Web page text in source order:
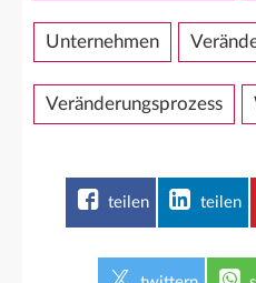
Unternehmen
Veränderungsprozess
teilen teilen